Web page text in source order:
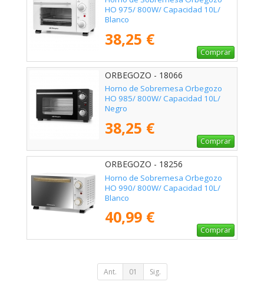
HO 975/ 800W/ Capacidad 10L/
Blanco
38,25 €
Comprar
ORBEGOZO - 18066
Horno de Sobremesa Orbegozo
HO 985/ 800W/ Capacidad 10L/
Negro
38,25 €
Comprar
ORBEGOZO - 18256
Horno de Sobremesa Orbegozo
HO 990/ 800W/ Capacidad 10L/
Blanco
40,99 €
Comprar
Ant. 01 Sig.